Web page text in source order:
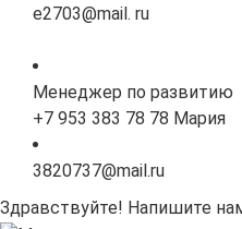
e2703@mail. ru
Менеджер по развитию
+7 953 383 78 78 Мария
3820737@mail.ru
Здравствуйте! Напишите